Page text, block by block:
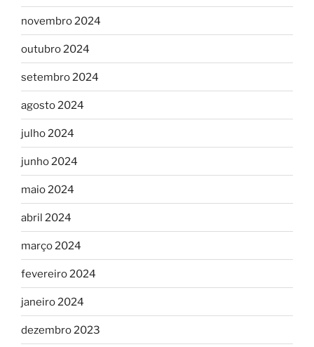
novembro 2024
outubro 2024
setembro 2024
agosto 2024
julho 2024
junho 2024
maio 2024
abril 2024
março 2024
fevereiro 2024
janeiro 2024
dezembro 2023